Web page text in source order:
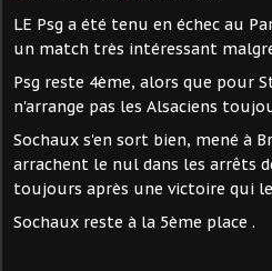
LE Psg a été tenu en échec au
un match très intéressant
Psg reste 4ème, alors que pour
n'arrange pas les Alsaciens
Sochaux s'en sort bien, mené à
arrachent le nul dans les arrêts
toujours après une victoire qui
Sochaux reste à la 5ème place .